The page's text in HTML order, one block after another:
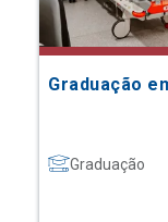
Graduação
Graduação